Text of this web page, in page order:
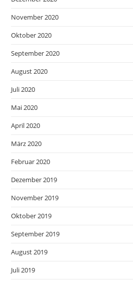
November 2020
Oktober 2020
September 2020
August 2020
Juli 2020
Mai 2020
April 2020
März 2020
Februar 2020
Dezember 2019
November 2019
Oktober 2019
September 2019
August 2019
Juli 2019